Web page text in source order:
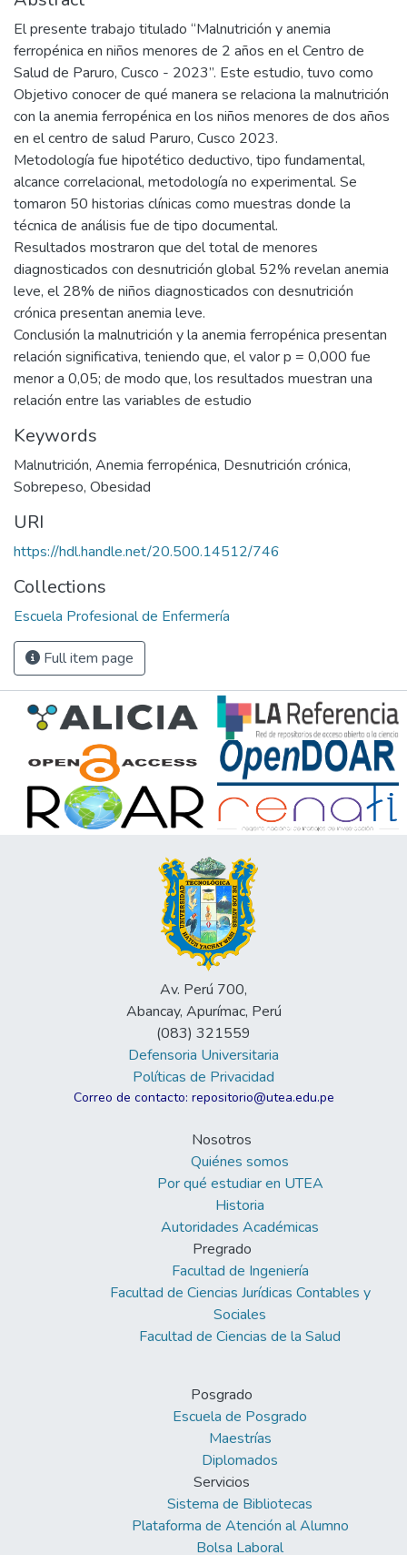
El presente trabajo titulado “Malnutrición y anemia
ferropénica en niños menores de 2 años en el Centro de
Salud de Paruro, Cusco - 2023”. Este estudio, tuvo como
Objetivo conocer de qué manera se relaciona la malnutrición
con la anemia ferropénica en los niños menores de dos años
en el centro de salud Paruro, Cusco 2023.
Metodología fue hipotético deductivo, tipo fundamental,
alcance correlacional, metodología no experimental. Se
tomaron 50 historias clínicas como muestras donde la
técnica de análisis fue de tipo documental.
Resultados mostraron que del total de menores
diagnosticados con desnutrición global 52% revelan anemia
leve, el 28% de niños diagnosticados con desnutrición
crónica presentan anemia leve.
Conclusión la malnutrición y la anemia ferropénica presentan
relación significativa, teniendo que, el valor p = 0,000 fue
menor a 0,05; de modo que, los resultados muestran una
relación entre las variables de estudio
Keywords
Malnutrición, Anemia ferropénica, Desnutrición crónica,
Sobrepeso, Obesidad
URI
https://hdl.handle.net/20.500.14512/746
Collections
Escuela Profesional de Enfermería
Full item page
Av. Perú 700,
Abancay, Apurímac, Perú
(083) 321559
Defensoria Universitaria
Políticas de Privacidad
Correo de contacto: repositorio@utea.edu.pe
Nosotros
Quiénes somos
Por qué estudiar en UTEA
Historia
Autoridades Académicas
Pregrado
Facultad de Ingeniería
Facultad de Ciencias Jurídicas Contables y
Sociales
Facultad de Ciencias de la Salud
Posgrado
Escuela de Posgrado
Maestrías
Diplomados
Servicios
Sistema de Bibliotecas
Plataforma de Atención al Alumno
Bolsa Laboral